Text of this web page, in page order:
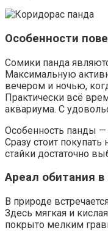
Особенности
Сомики панда
Максимальную
вечером и ночью,
Практически всё
аквариума. С
Особенность панды
Сразу стоит
стайки достаточно
Ареал обитания в
В природе
Здесь мягкая и
покрыто мелким